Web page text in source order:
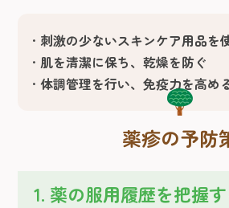
刺激の少ないスキンケア用品を
肌を清潔に保ち、乾燥を防ぐ
体調管理を行い、免疫力を高め
薬疹の予防
1. 薬の服用履歴を把握す